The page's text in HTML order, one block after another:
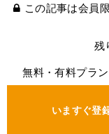
この記事は会員
残
無料・有料プラ
いますぐ登